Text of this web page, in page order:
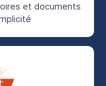
et documents